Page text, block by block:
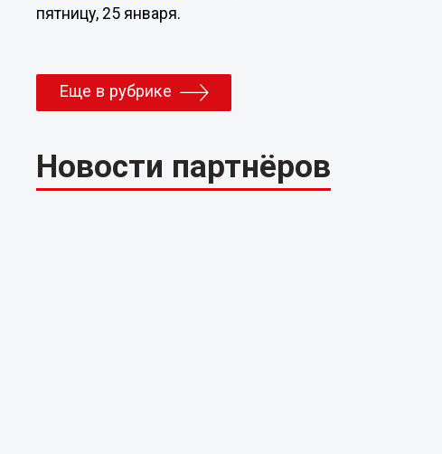
пятницу, 25 января.
Еще в рубрике
Новости партнёров